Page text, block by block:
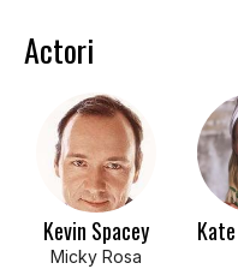
Actori
Kevin Spacey
Micky Rosa